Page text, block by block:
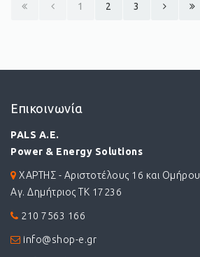
1 2 3
Επικοινωνία
PALS A.E.
Power & Energy Solutions
ΧΑΡΤΗΣ - Αριστοτέλους 16 και Ομήρου
Αγ. Δημήτριος ΤΚ 17236
210 7563 166
info@shop-e.gr